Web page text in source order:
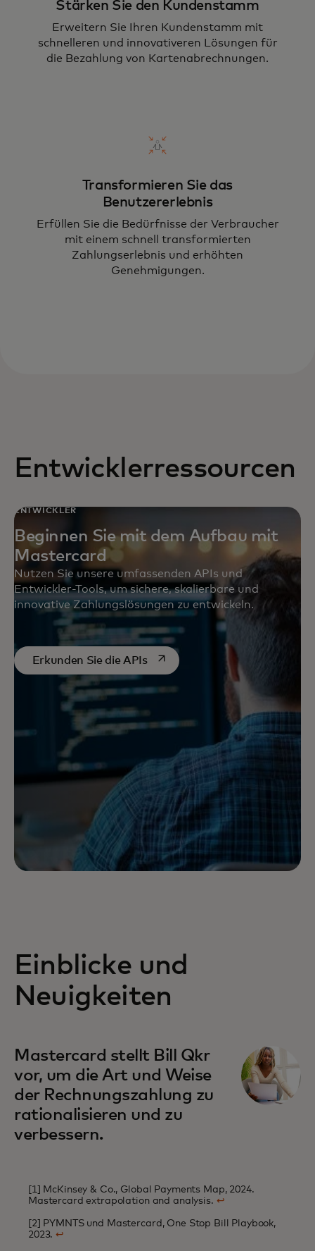
Stärken Sie den Kundenstamm
Erweitern Sie Ihren Kundenstamm mit
schnelleren und innovativeren Lösungen für
die Bezahlung von Kartenabrechnungen.
Transformieren Sie das
Benutzererlebnis
Erfüllen Sie die Bedürfnisse der Verbraucher
mit einem schnell transformierten
Zahlungserlebnis und erhöhten
Genehmigungen.
Entwicklerressourcen
ENTWICKLER
Beginnen Sie mit dem Aufbau mit
Mastercard
Nutzen Sie unsere umfassenden APIs und
Entwickler-Tools, um sichere, skalierbare und
innovative Zahlungslösungen zu entwickeln.
Erkunden Sie die APIswird in einer neuen
Einblicke und
Neuigkeiten
Mastercard stellt Bill Qkr
vor, um die Art und Weise
der Rechnungszahlung zu
rationalisieren und zu
verbessern.
[1] McKinsey & Co., Global Payments Map, 2024.
Mastercard extrapolation and analysis. ↩
[2] PYMNTS und Mastercard, One Stop Bill Playbook,
2023.↩